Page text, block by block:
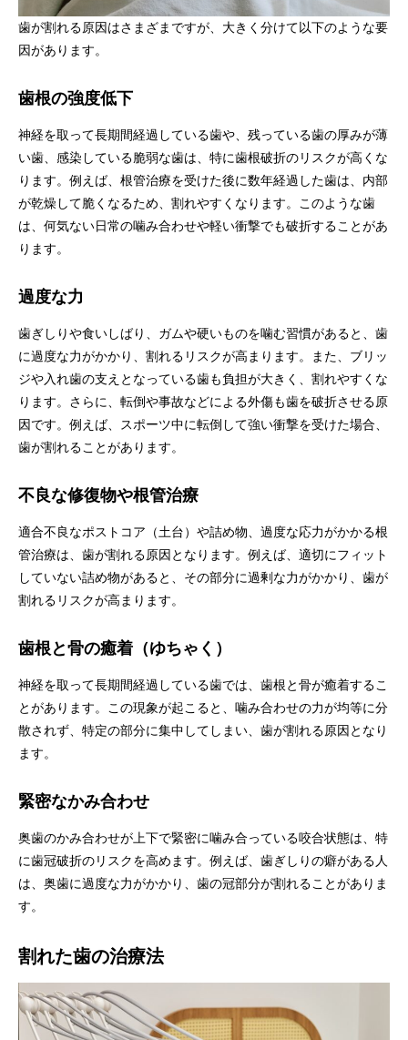
歯が割れる原因はさまざまですが、大きく分けて以下のような要
因があります。
歯根の強度低下
神経を取って長期間経過している歯や、残っている歯の厚みが薄
い歯、感染している脆弱な歯は、特に歯根破折のリスクが高くな
ります。例えば、根管治療を受けた後に数年経過した歯は、内部
が乾燥して脆くなるため、割れやすくなります。このような歯
は、何気ない日常の噛み合わせや軽い衝撃でも破折することがあ
ります。
過度な力
歯ぎしりや食いしばり、ガムや硬いものを噛む習慣があると、歯
に過度な力がかかり、割れるリスクが高まります。また、ブリッ
ジや入れ歯の支えとなっている歯も負担が大きく、割れやすくな
ります。さらに、転倒や事故などによる外傷も歯を破折させる原
因です。例えば、スポーツ中に転倒して強い衝撃を受けた場合、
歯が割れることがあります。
不良な修復物や根管治療
適合不良なポストコア（土台）や詰め物、過度な応力がかかる根
管治療は、歯が割れる原因となります。例えば、適切にフィット
していない詰め物があると、その部分に過剰な力がかかり、歯が
割れるリスクが高まります。
歯根と骨の癒着（ゆちゃく）
神経を取って長期間経過している歯では、歯根と骨が癒着するこ
とがあります。この現象が起こると、噛み合わせの力が均等に分
散されず、特定の部分に集中してしまい、歯が割れる原因となり
ます。
緊密なかみ合わせ
奥歯のかみ合わせが上下で緊密に噛み合っている咬合状態は、特
に歯冠破折のリスクを高めます。例えば、歯ぎしりの癖がある人
は、奥歯に過度な力がかかり、歯の冠部分が割れることがありま
す。
割れた歯の治療法